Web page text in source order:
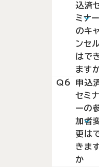
のお
り扱
を終
いた
まし
た。
セミナ
ー参
費は
学か
送付
でき
お申
をご
れて
Web
に残
を案
いま
ご確
さい。
なお
込済
ミナー
のキ
ンセ
はで
ます
A5
参加
ンセ
キャ
21日
「変更
注意
Q6
申込
セミナ
ーの
加者
更は
きま
か